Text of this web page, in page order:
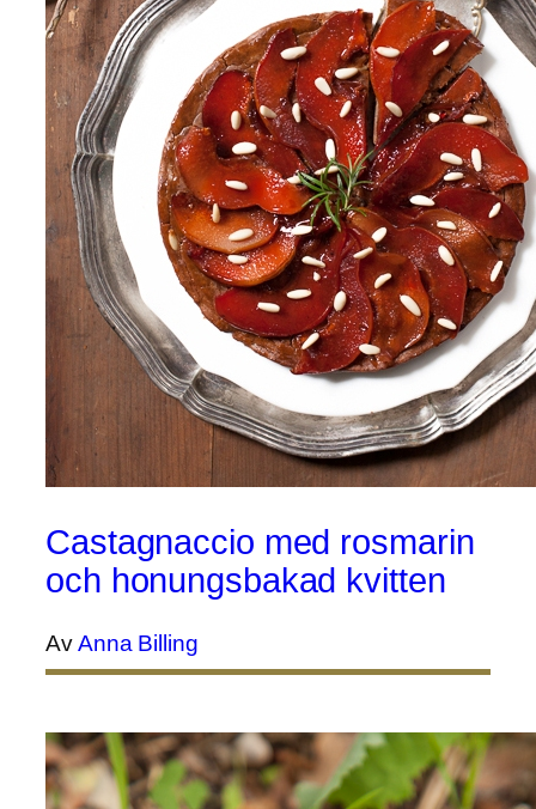
Castagnaccio med rosmarin
och honungsbakad kvitten
AvAnna Billing